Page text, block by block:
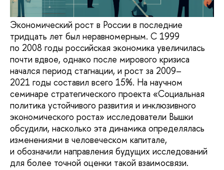
Экономический рост в России в последние
тридцать лет был неравномерным. С 1999
по 2008 годы российская экономика увеличилась
почти вдвое, однако после мирового кризиса
начался период стагнации, и рост за 2009–
2021 годы составил всего 15%. На научном
семинаре стратегического проекта «Социальная
политика устойчивого развития и инклюзивного
экономического роста» исследователи Вышки
обсудили, насколько эта динамика определялась
изменениями в человеческом капитале,
и обозначили направления будущих исследований
для более точной оценки такой взаимосвязи.